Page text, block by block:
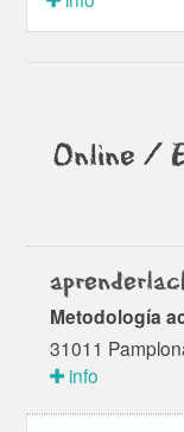
Online /
Metodología
31011
info